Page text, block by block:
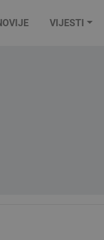
VIJESTI